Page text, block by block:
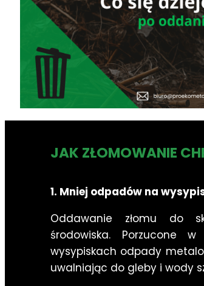
JAK ZŁOMOWANIE
1. Mniej odpadów na
Oddawanie złomu do
środowiska. Porzucone
wysypiskach odpady
uwalniając do gleby i wody